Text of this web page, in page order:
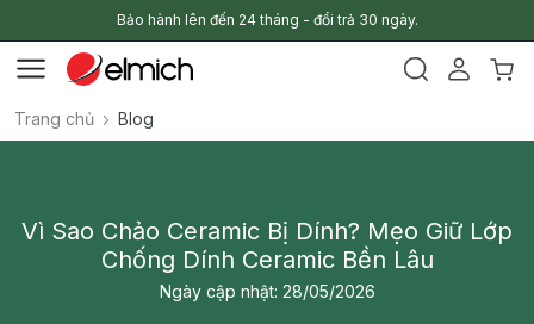
Bảo hành lên đến 24 tháng - đổi trả 30 ngày.
Trang chủ Blog
Vì Sao Chảo Ceramic Bị Dính? Mẹo Giữ Lớp
Chống Dính Ceramic Bền Lâu
Ngày cập nhật: 28/05/2026